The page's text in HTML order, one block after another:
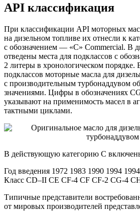
API классификация
При классификации API моторных
на дизельном топливе их отнесли к
с обозначением — «C» Commercial. В
отведены места для подклассов с
2 литеры в хронологическом порядке.
подклассов моторные масла для
с производительным турбонаддувом
значениями. Цифры в обозначениях
указывают на применимость масел в
тактными циклами.
В действующую категорию C
Год введения 1972 1983 1990 1994
Класс CD–II CE CF-4 CF CF-2 CG-4
Типичные представители
от мировых производителей